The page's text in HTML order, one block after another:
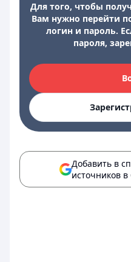
Для того, чтобы
Вам нужно перейти
логин и пароль.
пароля,
Добавить в
источников в